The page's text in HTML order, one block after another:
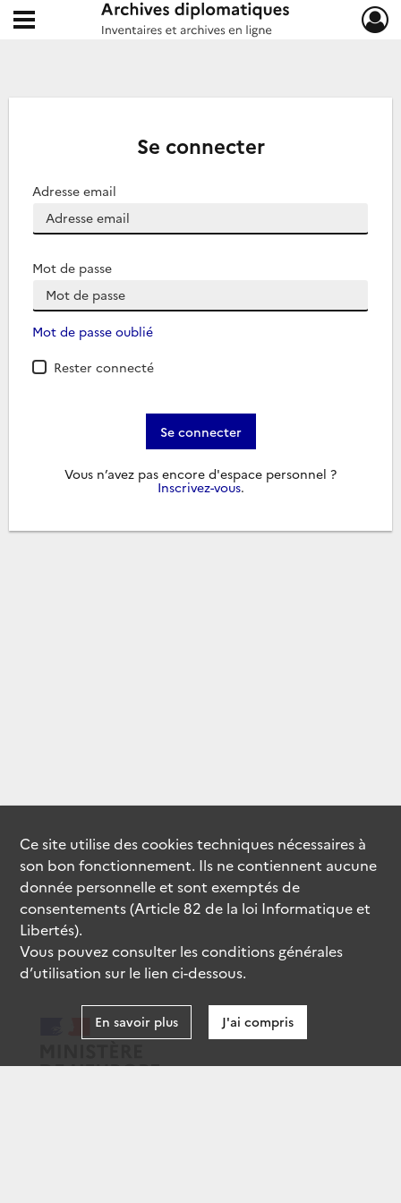
Archives diplomatiques
Ouvrir le menu déroulant
Se connecter
Adresse email
Mot de passe
Mot de passe oublié
Rester connecté
Se connecter
Vous n’avez pas encore d'espace personnel ?
Inscrivez-vous.
Ce site utilise descookiestechniques nécessaires à
son bon fonctionnement. Ils ne contiennent aucune
donnée personnelle et sont exemptés de
consentements (Article 82 de la loi Informatique et
Libertés).
Vous pouvez consulter les conditions générales
d’utilisation sur le lien ci-dessous.
En savoir plus J'ai compris